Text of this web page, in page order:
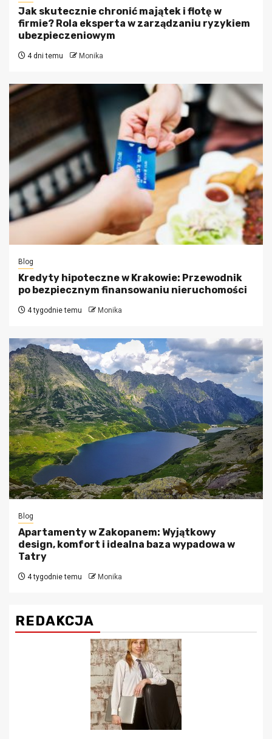
Jak skutecznie chronić majątek i flotę w
firmie? Rola eksperta w zarządzaniu ryzykiem
ubezpieczeniowym
4 dni temu Monika
Blog
Kredyty hipoteczne w Krakowie: Przewodnik
po bezpiecznym finansowaniu nieruchomości
4 tygodnie temu Monika
Blog
Apartamenty w Zakopanem: Wyjątkowy
design, komfort i idealna baza wypadowa w
Tatry
4 tygodnie temu Monika
REDAKCJA